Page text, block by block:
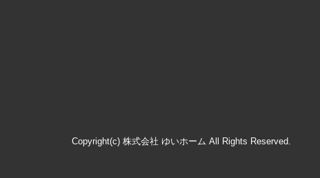
Copyright(c) 株式会社 ゆいホーム All Rights Reserved.